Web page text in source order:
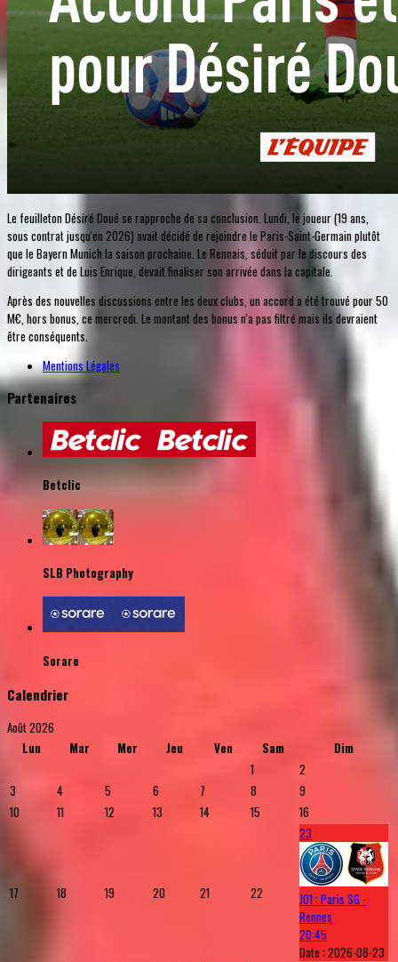
Le feuilleton Désiré Doué se rapproche de sa conclusion. Lundi, le joueur (19 ans,
sous contrat jusqu'en 2026) avait décidé de rejoindre le Paris-Saint-Germain plutôt
que le Bayern Munich la saison prochaine. Le Rennais, séduit par le discours des
dirigeants et de Luis Enrique, devait finaliser son arrivée dans la capitale.
Après des nouvelles discussions entre les deux clubs, un accord a été trouvé pour 50
M€, hors bonus, ce mercredi. Le montant des bonus n'a pas filtré mais ils devraient
être conséquents.
Mentions Légales
Partenaires
Betclic
SLB Photography
Sorare
Calendrier
Août 2026
Lun
Mar Mer Jeu Ven Sam
Dim
1
2
3
4 5 6 7 8
9
10
11 12 13 14 15 16
17 18 19 20 21 22
23
J01 : Paris SG -
Rennes
20:45
Date :2026-08-23